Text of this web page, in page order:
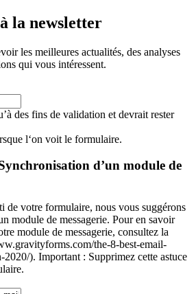
la newsletter
les meilleures actualités, des analyses
qui vous intéressent.
des fins de validation et devrait rester
l‘on voit le formulaire.
d’un module de
de votre formulaire, nous vous suggérons
module de messagerie. Pour en savoir
module de messagerie, consultez la
the-8-best-email-
). Important : Supprimez cette astuce